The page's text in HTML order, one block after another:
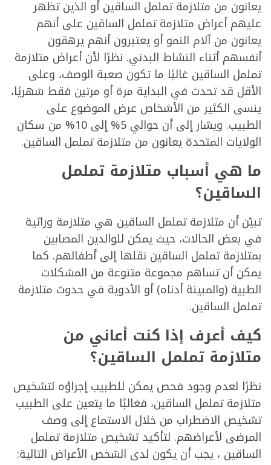
يعانون من متلازمة تململ الساقين أو الذين تظهر
عليهم أعراض متلازمة تململ الساقين على أنهم
يعانون من آلام النمو أو يعتبرون أنهم يرهقون
أنفسهم أثناء النشاط البدني. نظرًا لأن أعراض متلازمة
تململ الساقين غالبًا ما تكون صعبة الوصف، وعلى
الأقل قد تحدث في البداية مرة أو مرتين فقط شهريًا،
ينسى الكثير من الأشخاص عرض الموضوع على
الطبيب. ويشار إلى أن حوالي 5% إلى 10% من سكان
الولايات المتحدة يعانون من متلازمة تململ الساقين.
ما هي أسباب متلازمة تململ
الساقين؟
تبيّن أن متلازمة تململ الساقين هي متلازمة وراثية
في بعض الحالات، حيث يمكن للوالدين المصابين
بمتلازمة تململ الساقين نقلها إلى أطفالهم. كما
يمكن أن تساهم مجموعة متنوعة من المشكلات
الطبية (والمبينة أدناه) أو الأدوية في حدوث متلازمة
تململ الساقين.
كيف أعرف إذا كنت أعاني من
متلازمة تململ الساقين؟
نظرًا لعدم وجود فحص يمكن للطبيب إجراؤه لتشخيص
متلازمة تململ الساقين، فغالبًا ما يتعين على الطبيب
تشخيص الاضطراب من خلال الاستماع إلى وصف
المرضى لأعراضهم. لتأكيد تشخيص متلازمة تململ
الساقين ، يجب أن يكون لدى الشخص الأعراض التالية: